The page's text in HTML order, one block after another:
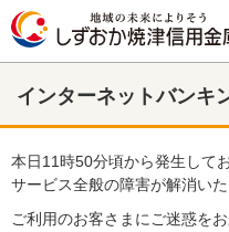
個人のお客さま
相談する
インターネットバンキ
本日11時50分頃から発生して
サービス全般の障害が解消いた
ご利用のお客さまにご迷惑を